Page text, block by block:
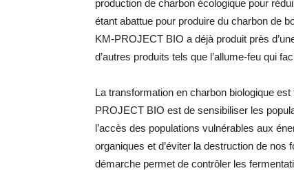
production de charbon écologique pour
étant abattue pour produire du charbon de
KM-PROJECT BIO a déjà produit près
d’autres produits tels que l’allume-feu qui
La transformation en charbon biologique
PROJECT BIO est de sensibiliser les
l’accès des populations vulnérables aux
organiques et d’éviter la destruction de
démarche permet de contrôler les